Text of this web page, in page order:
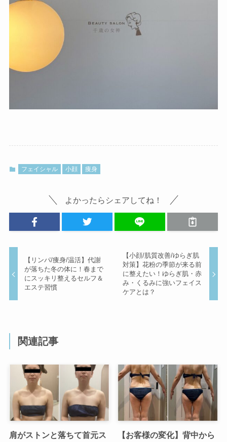
フェイシャル 小顔 痩身
よかったらシェアしてね！
【リンパ/痩身/温活】代謝
が落ちた冬の体に！春まで
にスッキリ整えるセルフ＆
エステ習慣
【小顔/肌質改善/ゆらぎ肌
対策】花粉の季節が来る前
に整えたい！ゆらぎ肌・赤
み・くるみに強いフェイス
ケアとは？
関連記事
肩がストンと落ちて首元ス
【お客様の変化】背中から